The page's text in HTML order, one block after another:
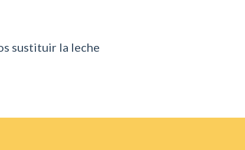
sustituir la leche